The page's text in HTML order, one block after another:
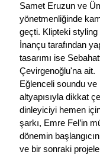
Samet Eruzun ve
yönetmenliğinde
geçti. Klipteki styling
İnançu tarafından
tasarımı ise
Çevirgenoğlu'na ait.
Eğlenceli soundu ve
altyapısıyla dikkat
dinleyiciyi hemen
şarkı, Emre Fel’in
dönemin
ve bir sonraki